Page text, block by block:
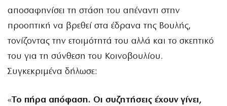
αποσαφηνίσει τη στάση του απέναντι στην
προοπτική να βρεθεί στα έδρανα της Βουλής,
τονίζοντας την ετοιμότητά του αλλά και το σκεπτικό
του για τη σύνθεση του Κοινοβουλίου.
Συγκεκριμένα δήλωσε:
«Το πήρα απόφαση. Οι συζητήσεις έχουν γίνει,